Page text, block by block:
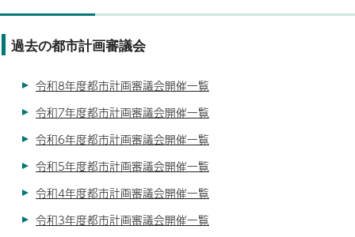
過去の都市計画審議会
令和8年度都市計画審議会開催一覧
令和7年度都市計画審議会開催一覧
令和6年度都市計画審議会開催一覧
令和5年度都市計画審議会開催一覧
令和4年度都市計画審議会開催一覧
令和3年度都市計画審議会開催一覧